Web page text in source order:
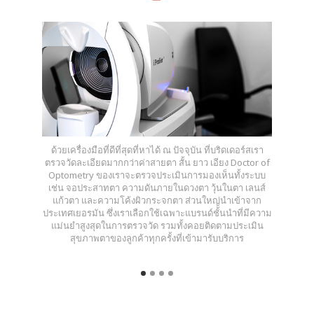
ด้วยเครื่องมือที่ดีที่สุดที่หาได้ ณ ปัจจุบัน ที่บริดเดอร์สเรา
ตรวจวัดละเอียดมากกว่าค่าสายตา สั้น ยาว เอียง Doctor of
Optometry ของเราจะตรวจประเมินการมองเห็นทั้งระบบ
เช่น จอประสาทตา ความดันภายในดวงตา วุ้นในตา เลนส์
แก้วตา และความโค้งผิวกระจกตา ส่วนใหญ่นำเข้าจาก
ประเทศเยอรมัน ซึ่งเราเลือกใช้เฉพาะแบรนด์ชั้นนำที่มีความ
แม่นยำสูงสุดในการตรวจวัด รวมทั้งคอยติดตามประเมิน
สุขภาพตาของลูกค้าทุกครั้งที่เข้ามารับบริการ